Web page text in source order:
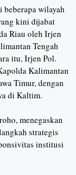
wilayah
kini dijabat
Riau oleh Irjen
Tengah
itu, Irjen Pol.
Kalimantan
Timur, dengan
di Kaltim.
menegaskan
strategis
institusi